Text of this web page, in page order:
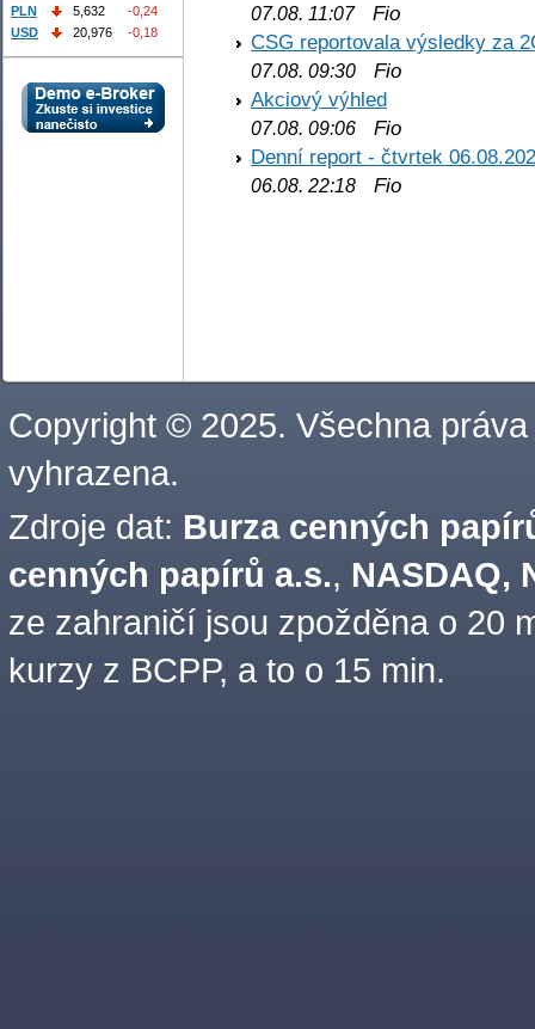
07.08. 11:07Fio
CSG reportovala výsledky za
07.08. 09:30 Fio
Akciový výhled
07.08. 09:06 Fio
Denní report - čtvrtek
06.08. 22:18 Fio
PLN
5,632
-0,24
USD
20,976 -0,18
Copyright © 2025. Všechna práva
vyhrazena.
Zdroje dat: Burza cenných
cenných papírů a.s., NASDAQ,
ze zahraničí jsou zpožděna o 20
kurzy z BCPP, a to o 15 min.